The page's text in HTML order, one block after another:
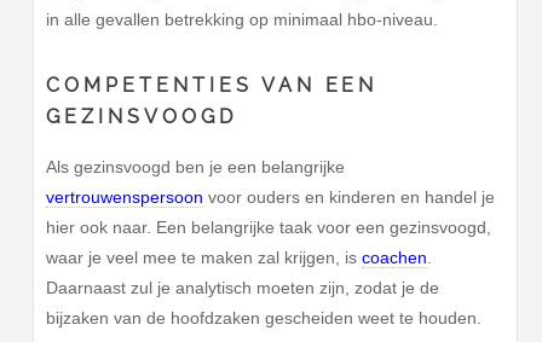
in alle gevallen betrekking op minimaal hbo-niveau.
COMPETENTIES VAN EEN
GEZINSVOOGD
Als gezinsvoogd ben je een belangrijke
vertrouwenspersoon voor ouders en kinderen en handel je
hier ook naar. Een belangrijke taak voor een gezinsvoogd,
waar je veel mee te maken zal krijgen, iscoachen
Daarnaast zul je analytisch moeten zijn, zodat je de
bijzaken van de hoofdzaken gescheiden weet te houden.